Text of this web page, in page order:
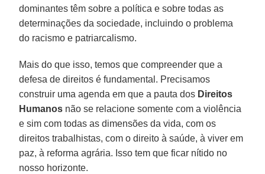
dominantes têm sobre a política e sobre todas as
determinações da sociedade, incluindo o problema
do racismo e patriarcalismo.
Mais do que isso, temos que compreender que a
defesa de direitos é fundamental. Precisamos
construir uma agenda em que a pauta dos Direitos
Humanos não se relacione somente com a violência
e sim com todas as dimensões da vida, com os
direitos trabalhistas, com o direito à saúde, à viver em
paz, à reforma agrária. Isso tem que ficar nítido no
nosso horizonte.